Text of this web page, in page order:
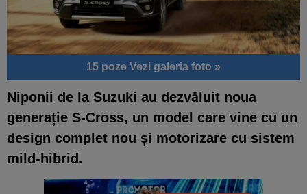
15 poze Vezi galeria foto »
Niponii de la Suzuki au dezvăluit noua
generație S-Cross, un model care vine cu un
design complet nou și motorizare cu sistem
mild-hibrid.